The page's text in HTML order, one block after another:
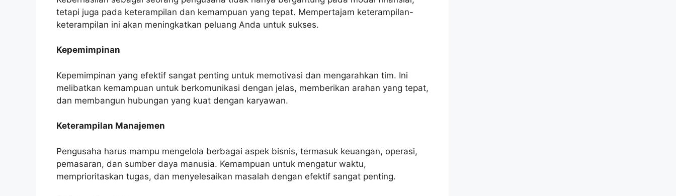
tetapi juga pada keterampilan dan kemampuan yang tepat. Mempertajam keterampilan-
keterampilan ini akan meningkatkan peluang Anda untuk sukses.
Kepemimpinan
Kepemimpinan yang efektif sangat penting untuk memotivasi dan mengarahkan tim. Ini
melibatkan kemampuan untuk berkomunikasi dengan jelas, memberikan arahan yang tepat,
dan membangun hubungan yang kuat dengan karyawan.
Keterampilan Manajemen
Pengusaha harus mampu mengelola berbagai aspek bisnis, termasuk keuangan, operasi,
pemasaran, dan sumber daya manusia. Kemampuan untuk mengatur waktu,
memprioritaskan tugas, dan menyelesaikan masalah dengan efektif sangat penting.